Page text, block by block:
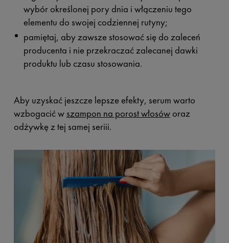
wybór określonej pory dnia i włączeniu tego
elementu do swojej codziennej rutyny;
pamiętaj, aby zawsze stosować się do zaleceń
producenta i nie przekraczać zalecanej dawki
produktu lub czasu stosowania.
Aby uzyskać jeszcze lepsze efekty, serum warto
wzbogacić w szampon na porost włosóworaz
odżywkę z tej samej seriii.